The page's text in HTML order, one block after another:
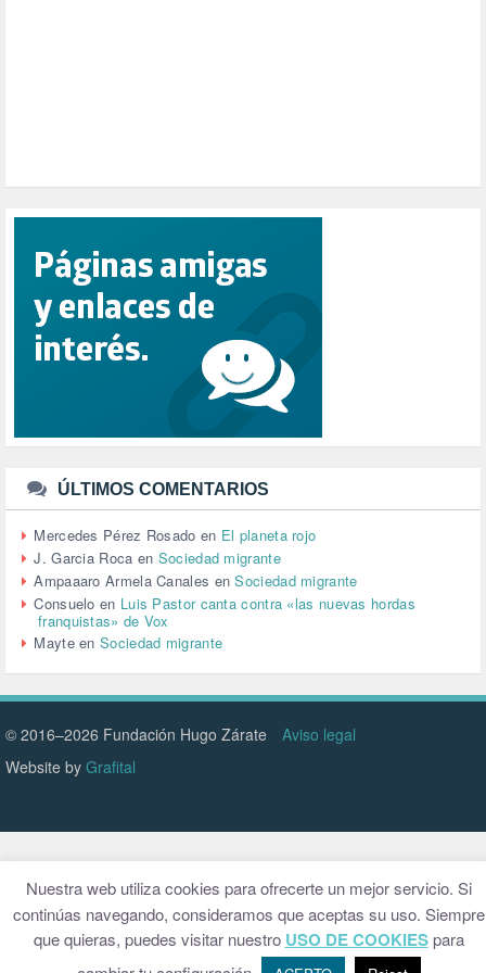
PUERTO DE VALENCIA (1)
RACISMO (1)
RELIGIÓN (114)
REPUBLICA (1)
SALUD (108)
SENSIBILIZACIÓN (576)
SINDICATOS (12)
TTIP (6)
URBANISMO (1)
URBANIZACIÓN (1)
VEJEZ (1)
VENEZUELA (3)
VENEZULA (1)
VIAJES (1)
VIOLENCIA (2)
VIOLENCIA DE GÉNERO (223)
VIVIENDA (9)
VOLODIMIR ZELENSKY (1)
ÚLTIMOS COMENTARIOS
Mercedes Pérez Rosado en El planeta rojo
J. Garcia Roca en Sociedad migrante
Ampaaaro Armela Canales enSociedad migrante
Consuelo en Luis Pastor canta contra «las nuevas hordas
franquistas» de Vox
MayteenSociedad migrante
© 2016–2026 Fundación Hugo Zárate
Aviso legal
Website by Grafital
Nuestra web utiliza cookies para ofrecerte un mejor servicio. Si
continúas navegando, consideramos que aceptas su uso. Siempre
que quieras, puedes visitar nuestro USO DE COOKIESpara